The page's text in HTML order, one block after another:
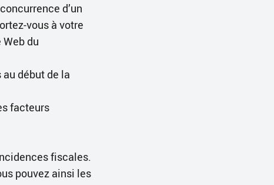
d’un
vous à votre
du
début de la
facteurs
fiscales.
pouvez ainsi les